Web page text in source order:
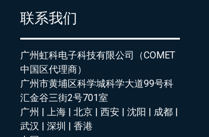
联系我们
广州虹科电子科技有限公司（COMET
中国区代理商）
广州市黄埔区科学城科学大道99号科
汇金谷三街2号701室
广州 | 上海 | 北京 | 西安 | 沈阳 | 成都 |
武汉 | 深圳 | 香港